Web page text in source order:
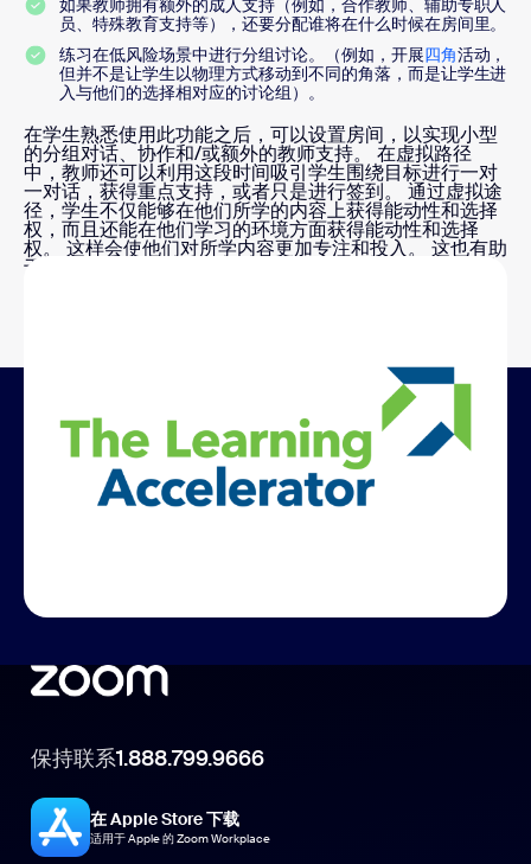
如果教师拥有额外的成人支持（例如，合作教师、辅助专职人
员、特殊教育支持等），还要分配谁将在什么时候在房间里。
练习在低风险场景中进行分组讨论。（例如，开展四角活动，
但并不是让学生以物理方式移动到不同的角落，而是让学生进
入与他们的选择相对应的讨论组）。
在学生熟悉使用此功能之后，可以设置房间，以实现小型
的分组对话、协作和/或额外的教师支持。 在虚拟路径
中，教师还可以利用这段时间吸引学生围绕目标进行一对
一对话，获得重点支持，或者只是进行签到。 通过虚拟途
径，学生不仅能够在他们所学的内容上获得能动性和选择
权，而且还能在他们学习的环境方面获得能动性和选择
权。 这样会使他们对所学内容更加专注和投入。 这也有助
于教师监控不同的房间，特别是在开始的时候，教师可以
与 The Learning Accelerator 共同开
保持联系1.888.799.9666
在 Apple Store 下载
适用于 Apple 的 Zoom Workplace